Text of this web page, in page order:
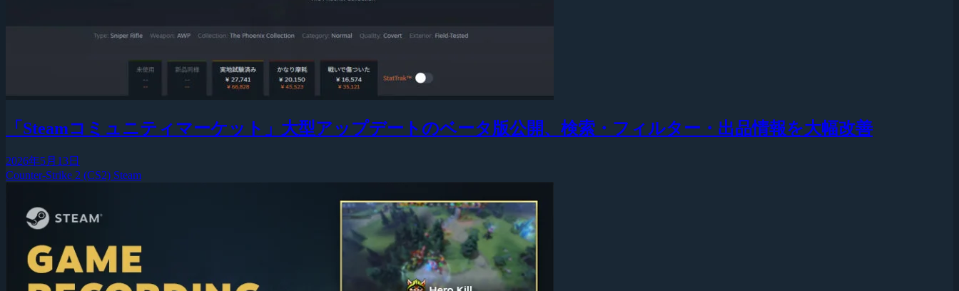
「Steamコミュニティマーケット」大型アップデートのベータ版公開、検索・フィルター・出品情報を大幅改善
2026年5月13日
Counter-Strike 2 (CS2) Steam